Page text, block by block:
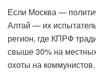
Если Москва —
Алтай — их
регион, где КПРФ
свыше 30% на
охоты на